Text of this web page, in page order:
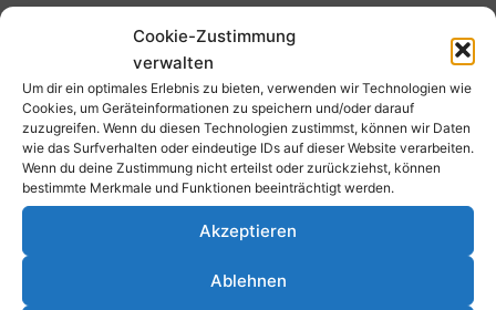
Cookie-Zustimmung
verwalten
Um dir ein optimales Erlebnis zu bieten, verwenden wir Technologien wie
Cookies, um Geräteinformationen zu speichern und/oder darauf
zuzugreifen. Wenn du diesen Technologien zustimmst, können wir Daten
wie das Surfverhalten oder eindeutige IDs auf dieser Website verarbeiten.
Wenn du deine Zustimmung nicht erteilst oder zurückziehst, können
bestimmte Merkmale und Funktionen beeinträchtigt werden.
Akzeptieren
Ablehnen
Deutschland -Frankreich Herren Olympia
Hockey
27. Juli 2024 @ 17:00-19:00
SO.
28 Deutschland -Japan Damen Olympia Hockey
28. Juli 2024 @ 10:30-12:30
Deutschland -Spanien Herren Olympia